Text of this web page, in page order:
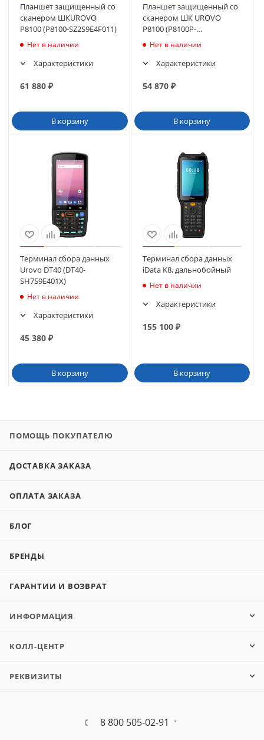
Планшет защищенный со
сканером ШКUROVO
P8100 (P8100-SZ2S9E4F011)
Нет в наличии
Характеристики
61 880 ₽
В корзину
Планшет защищенный со
сканером ШК UROVO
P8100 (P8100P-
SZ2S10E4021)
Нет в наличии
Характеристики
54 870₽
В корзину
Терминал сбора данных
Urovo DT40 (DT40-
SH7S9E401X)
Нет в наличии
Характеристики
45 380 ₽
В корзину
Терминал сбора данных
iData K8, дальнобойный
Нет в наличии
Характеристики
155 100₽
В корзину
ПОМОЩЬ ПОКУПАТЕЛЮ
ДОСТАВКА ЗАКАЗА
ОПЛАТА ЗАКАЗА
БЛОГ
БРЕНДЫ
ГАРАНТИИ И ВОЗВРАТ
ИНФОРМАЦИЯ
КОЛЛ-ЦЕНТР
РЕКВИЗИТЫ
8 800 505-02-91